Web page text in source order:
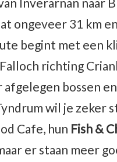
ongeveer 31 km
begint met een
richting
afgelegen bossen en
wil je zeker
Cafe, hun Fish &
er staan meer